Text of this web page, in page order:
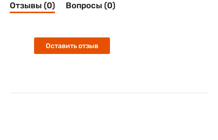
Отзывы (0) Вопросы (0)
Оставить отзыв